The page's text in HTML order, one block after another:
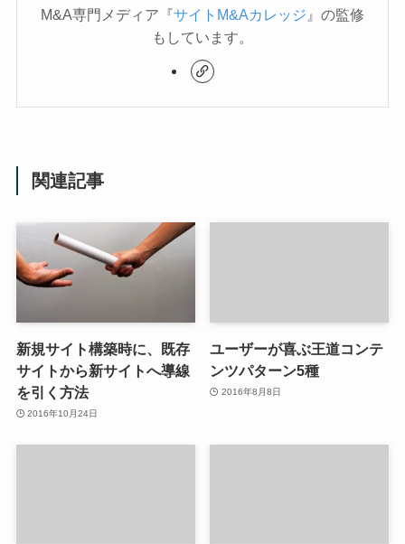
M&A専門メディア『サイトM&Aカレッジ 』の監修
もしています。
関連記事
新規サイト構築時に、既存
サイトから新サイトへ導線
を引く方法
2016年10月24日
ユーザーが喜ぶ王道コンテ
ンツパターン5種
2016年8月8日